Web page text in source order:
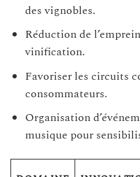
des vignobles.
Réduction de
vinification.
Favoriser les circuits
consommateurs.
Organisation
musique pour